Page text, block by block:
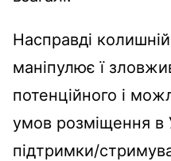
Насправді
маніпулює ї
потенційного і
умов розміщення в
підтримки/